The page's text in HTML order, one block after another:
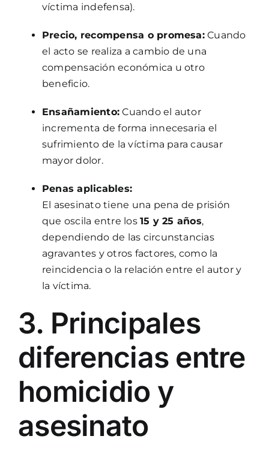
víctima indefensa).
Precio, recompensa o promesa:Cuando
el acto se realiza a cambio de una
compensación económica u otro
beneficio.
Ensañamiento: Cuando el autor
incrementa de forma innecesaria el
sufrimiento de la víctima para causar
mayor dolor.
Penas aplicables:
El asesinato tiene una pena de prisión
que oscila entre los15 y 25 años,
dependiendo de las circunstancias
agravantes y otros factores, como la
reincidencia o la relación entre el autor y
la víctima.
3. Principales
diferencias entre
homicidio y
asesinato